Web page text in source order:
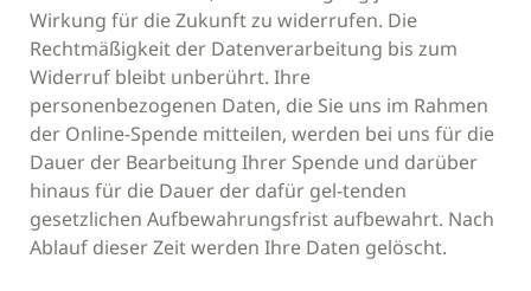
Wirkung für die Zukunft zu widerrufen. Die
Rechtmäßigkeit der Datenverarbeitung bis zum
Widerruf bleibt unberührt. Ihre
personenbezogenen Daten, die Sie uns im Rahmen
der Online-Spende mitteilen, werden bei uns für die
Dauer der Bearbeitung Ihrer Spende und darüber
hinaus für die Dauer der dafür gel-tenden
gesetzlichen Aufbewahrungsfrist aufbewahrt. Nach
Ablauf dieser Zeit werden Ihre Daten gelöscht.